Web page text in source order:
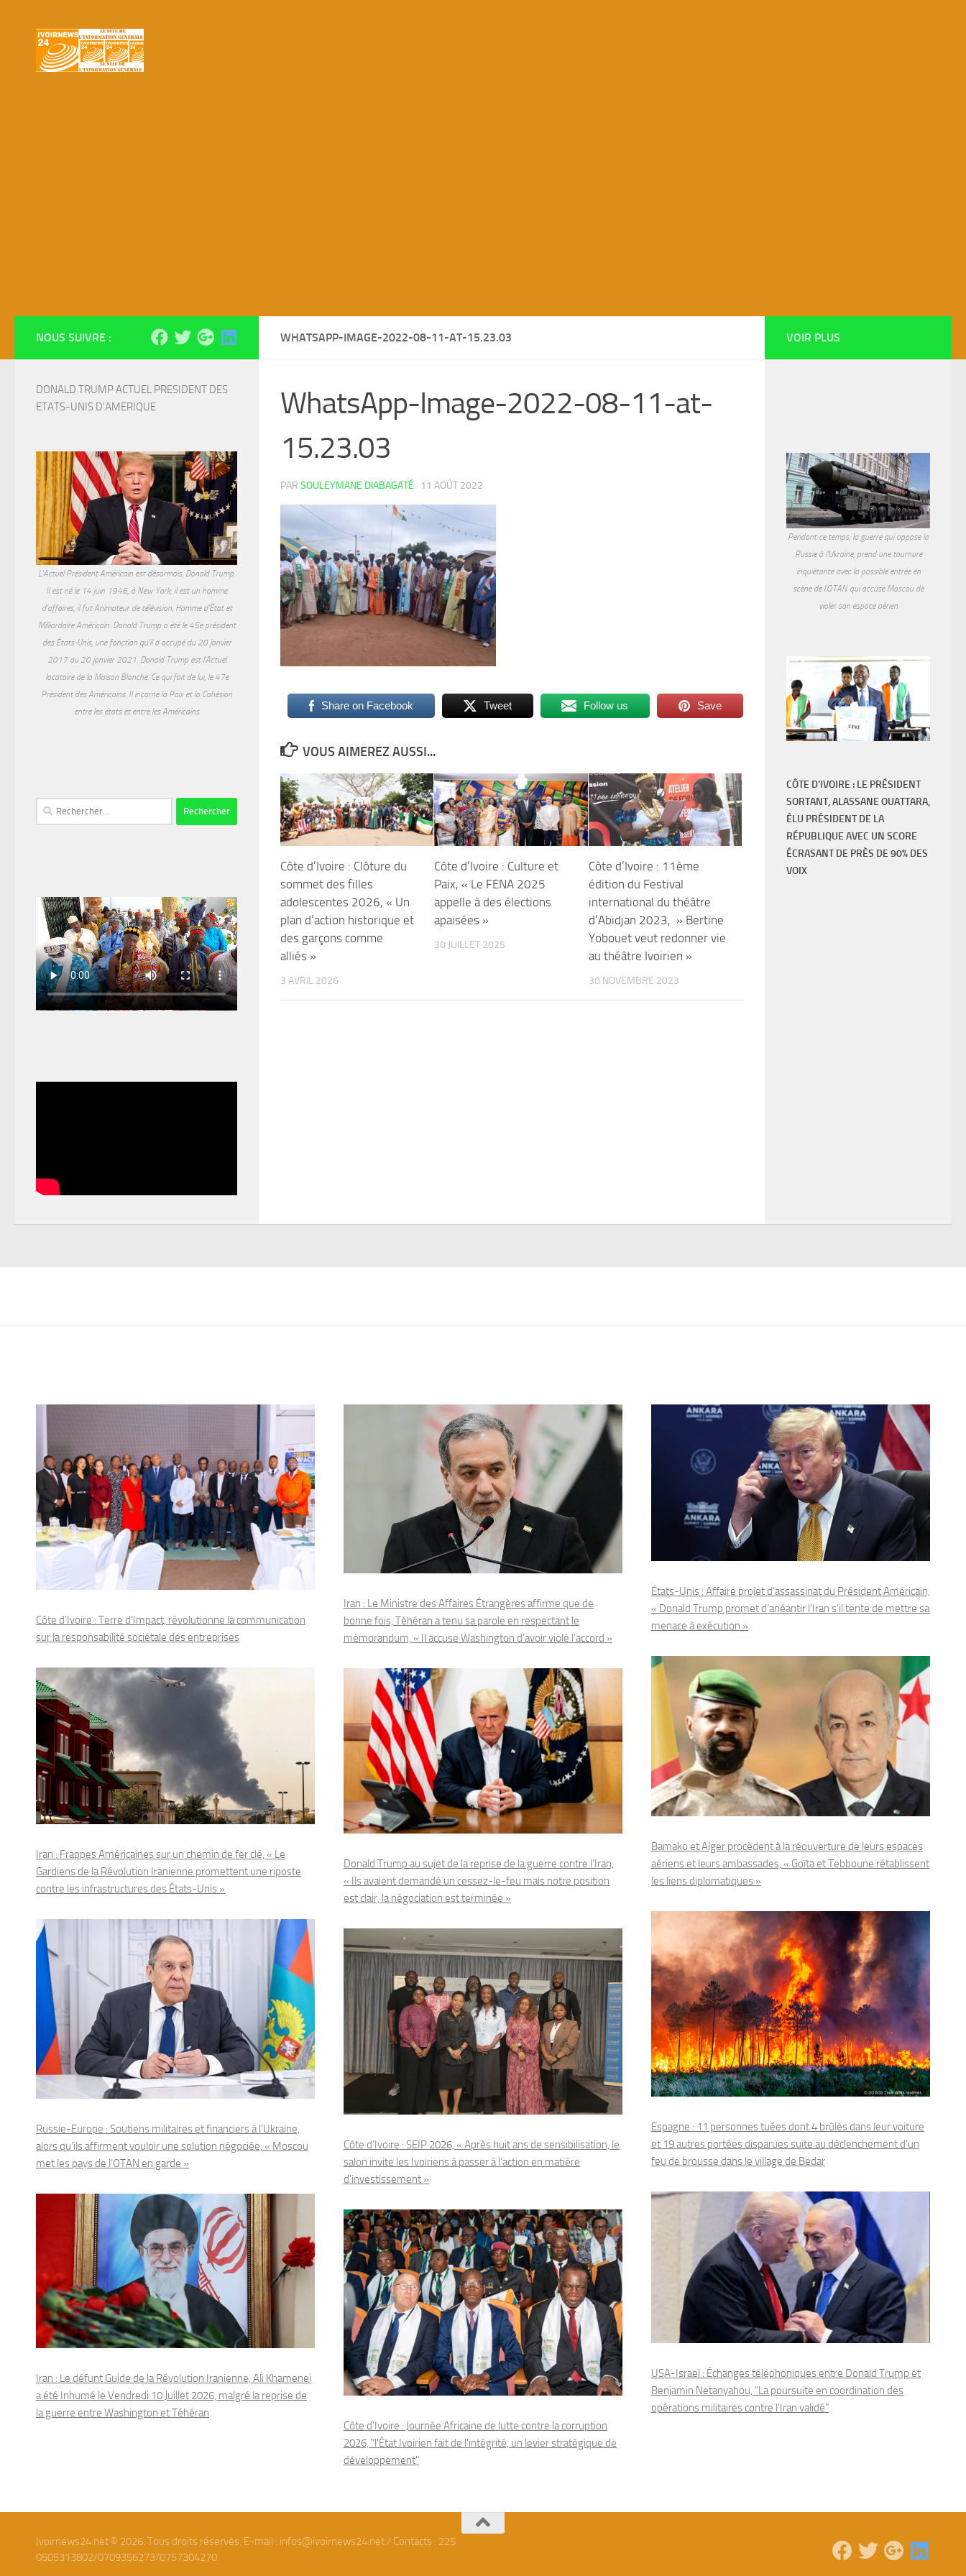
WHATSAPP-IMAGE-2022-08-11-AT-15.23.03
WhatsApp-Image-2022-08-11-at-
15.23.03
PAR SOULEYMANE DIABAGATÉ · 11 AOÛT 2022
Share on Facebook Tweet Follow us Save
VOUS AIMEREZ AUSSI...
Côte d’Ivoire : Clôture du
sommet des filles
adolescentes 2026, « Un
plan d’action historique et
des garçons comme
alliés »
3 AVRIL 2026
Côte d’Ivoire : Culture et
Paix, « Le FENA 2025
appelle à des élections
apaisées »
30 JUILLET 2025
Côte d’Ivoire : 11ème
édition du Festival
international du théâtre
d’Abidjan 2023, » Bertine
Yobouet veut redonner vie
au théâtre Ivoirien »
30 NOVEMBRE 2023
NOUS SUIVRE :
DONALD TRUMP ACTUEL PRESIDENT DES
ETATS-UNIS D'AMERIQUE
L'Actuel Président Américain est désormais, Donald Trump.
Il est né le 14 juin 1946, à New York, il est un homme
d'affaires, il fut Animateur de télévision, Homme d'État et
Milliardaire Américain. Donald Trump a été le 45e président
des États-Unis, une fonction qu'il a occupé du 20 janvier
2017 au 20 janvier 2021. Donald Trump est l'Actuel
locataire de la Maison Blanche. Ce qui fait de lui, le 47e
Président des Américains. Il incarne la Paix et la Cohésion
entre les états et entre les Américains
Rechercher :
VOIR PLUS
Pendant ce temps, la guerre qui oppose la
Russie à l'Ukraine, prend une tournure
inquiétante avec la possible entrée en
scène de l'OTAN qui accuse Moscou de
violer son espace aérien
CÔTE D'IVOIRE : LE PRÉSIDENT
SORTANT, ALASSANE OUATTARA,
ÉLU PRÉSIDENT DE LA
RÉPUBLIQUE AVEC UN SCORE
ÉCRASANT DE PRÈS DE 90% DES
VOIX
Côte d’Ivoire : Terre d’Impact, révolutionne la communication
sur la responsabilité sociétale des entreprises
Iran : Frappes Américaines sur un chemin de fer clé, « Le
Gardiens de la Révolution Iranienne promettent une riposte
contre les infrastructures des États-Unis »
Russie-Europe : Soutiens militaires et financiers à l’Ukraine,
alors qu’ils affirment vouloir une solution négociée, « Moscou
met les pays de l’OTAN en garde »
Iran : Le défunt Guide de la Révolution Iranienne, Ali Khamenei
a été Inhumé le Vendredi 10 Juillet 2026, malgré la reprise de
la guerre entre Washington et Téhéran
Iran : Le Ministre des Affaires Étrangères affirme que de
bonne fois, Téhéran a tenu sa parole en respectant le
mémorandum, « Il accuse Washington d’avoir violé l’accord »
Donald Trump au sujet de la reprise de la guerre contre l’Iran,
« Ils avaient demandé un cessez-le-feu mais notre position
est clair, la négociation est terminée »
Côte d’Ivoire : SEIP 2026, « Après huit ans de sensibilisation, le
salon invite les Ivoiriens à passer à l’action en matière
d’investissement »
Côte d'Ivoire : Journée Africaine de lutte contre la corruption
2026, "l'État Ivoirien fait de l'intégrité, un levier stratégique de
développement"
États-Unis : Affaire projet d’assassinat du Président Américain,
« Donald Trump promet d’anéantir l’Iran s’il tente de mettre sa
menace à exécution »
Bamako et Alger procèdent à la réouverture de leurs espaces
aériens et leurs ambassades, « Goïta et Tebboune rétablissent
les liens diplomatiques »
Espagne : 11 personnes tuées dont 4 brûlés dans leur voiture
et 19 autres portées disparues suite au déclenchement d’un
feu de brousse dans le village de Bedar
USA-Israël : Échanges téléphoniques entre Donald Trump et
Benjamin Netanyahou, "La poursuite en coordination des
opérations militaires contre l'Iran validé"
Ivoirnews24.net © 2026. Tous droits réservés. E-mail : infos@ivoirnews24.net / Contacts : 225
0505313802/0709356273/0757304270